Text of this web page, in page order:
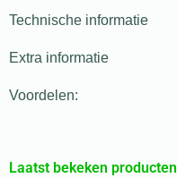
Technische informatie
Extra informatie
Voordelen:
Laatst bekeken producten